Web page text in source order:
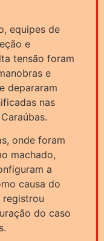
equipes de
e
tensão foram
e
depararam
nas
onde foram
machado,
a
causa do
registrou
do caso